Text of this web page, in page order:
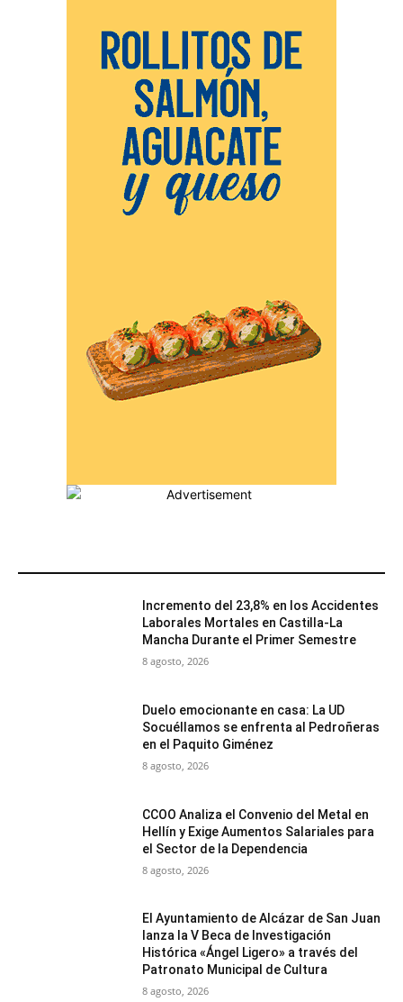
Incremento del 23,8% en los Accidentes
Laborales Mortales en Castilla-La
Mancha Durante el Primer Semestre
8 agosto, 2026
Duelo emocionante en casa: La UD
Socuéllamos se enfrenta al Pedroñeras
en el Paquito Giménez
8 agosto, 2026
CCOO Analiza el Convenio del Metal en
Hellín y Exige Aumentos Salariales para
el Sector de la Dependencia
8 agosto, 2026
El Ayuntamiento de Alcázar de San Juan
lanza la V Beca de Investigación
Histórica «Ángel Ligero» a través del
Patronato Municipal de Cultura
8 agosto, 2026